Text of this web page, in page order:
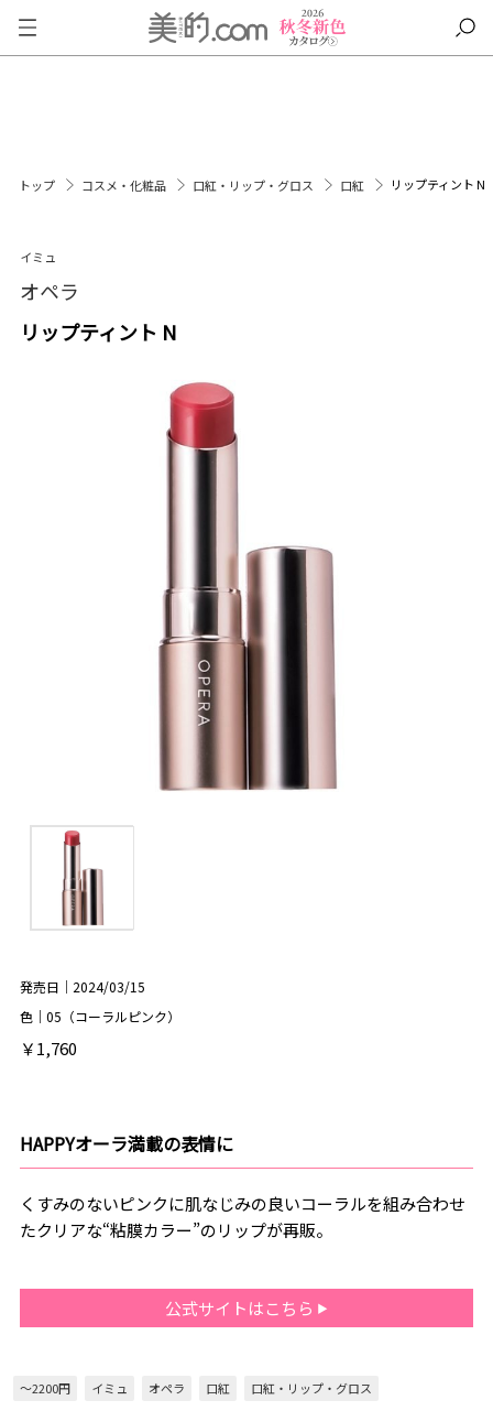
トップ コスメ・化粧品 口紅・リップ・グロス 口紅 リップティント N
イミュ
オペラ
リップティント N
発売日｜2024/03/15
色｜05（コーラルピンク）
￥1,760
HAPPYオーラ満載の表情に
くすみのないピンクに肌なじみの良いコーラルを組み合わせ
たクリアな“粘膜カラー”のリップが再販。
公式サイトはこちら
～2200円 イミュ オペラ 口紅 口紅・リップ・グロス